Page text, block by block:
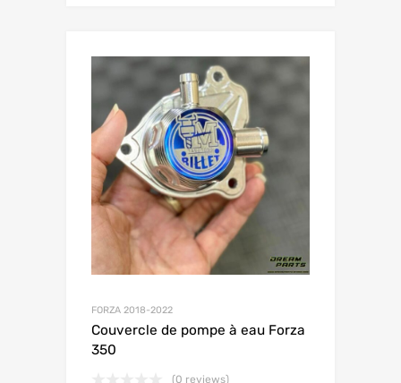
FORZA 2018-2022
Couvercle de pompe à eau Forza
350
(0 reviews)